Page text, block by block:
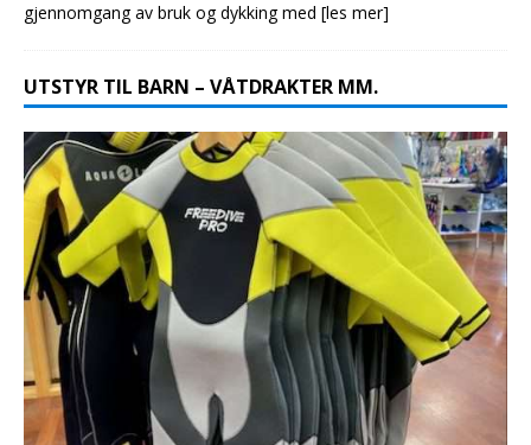
gjennomgang av bruk og dykking med [les mer]
UTSTYR TIL BARN – VÅTDRAKTER MM.